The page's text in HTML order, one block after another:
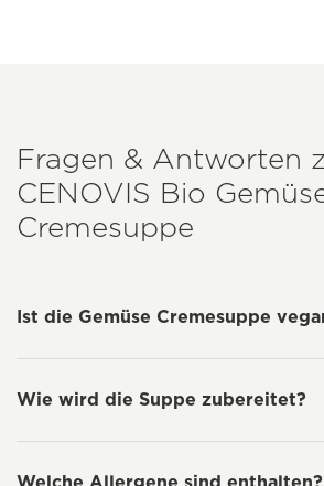
Fragen & Antworten
CENOVIS Bio
Cremesuppe
Ist die Gemüse Cremesuppe
Wie wird die Suppe zubereitet?